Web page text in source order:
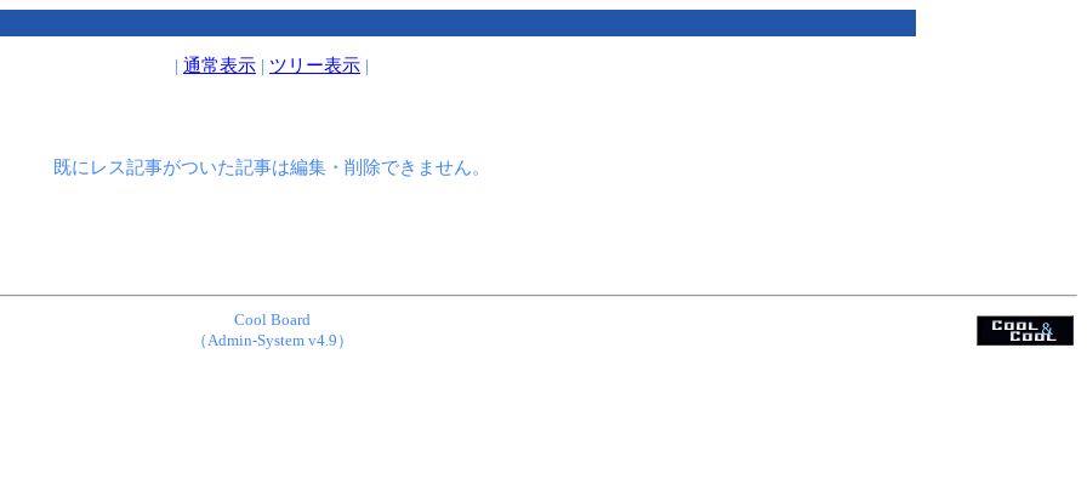
| 通常表示 | ツリー表示 |
既にレス記事がついた記事は編集・削除できません。
Cool Board
（Admin-System v4.9）